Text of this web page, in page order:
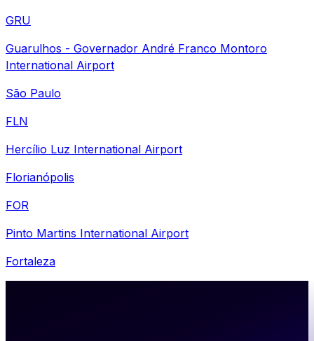
GRU
Guarulhos - Governador André Franco Montoro
International Airport
São Paulo
FLN
Hercílio Luz International Airport
Florianópolis
FOR
Pinto Martins International Airport
Fortaleza